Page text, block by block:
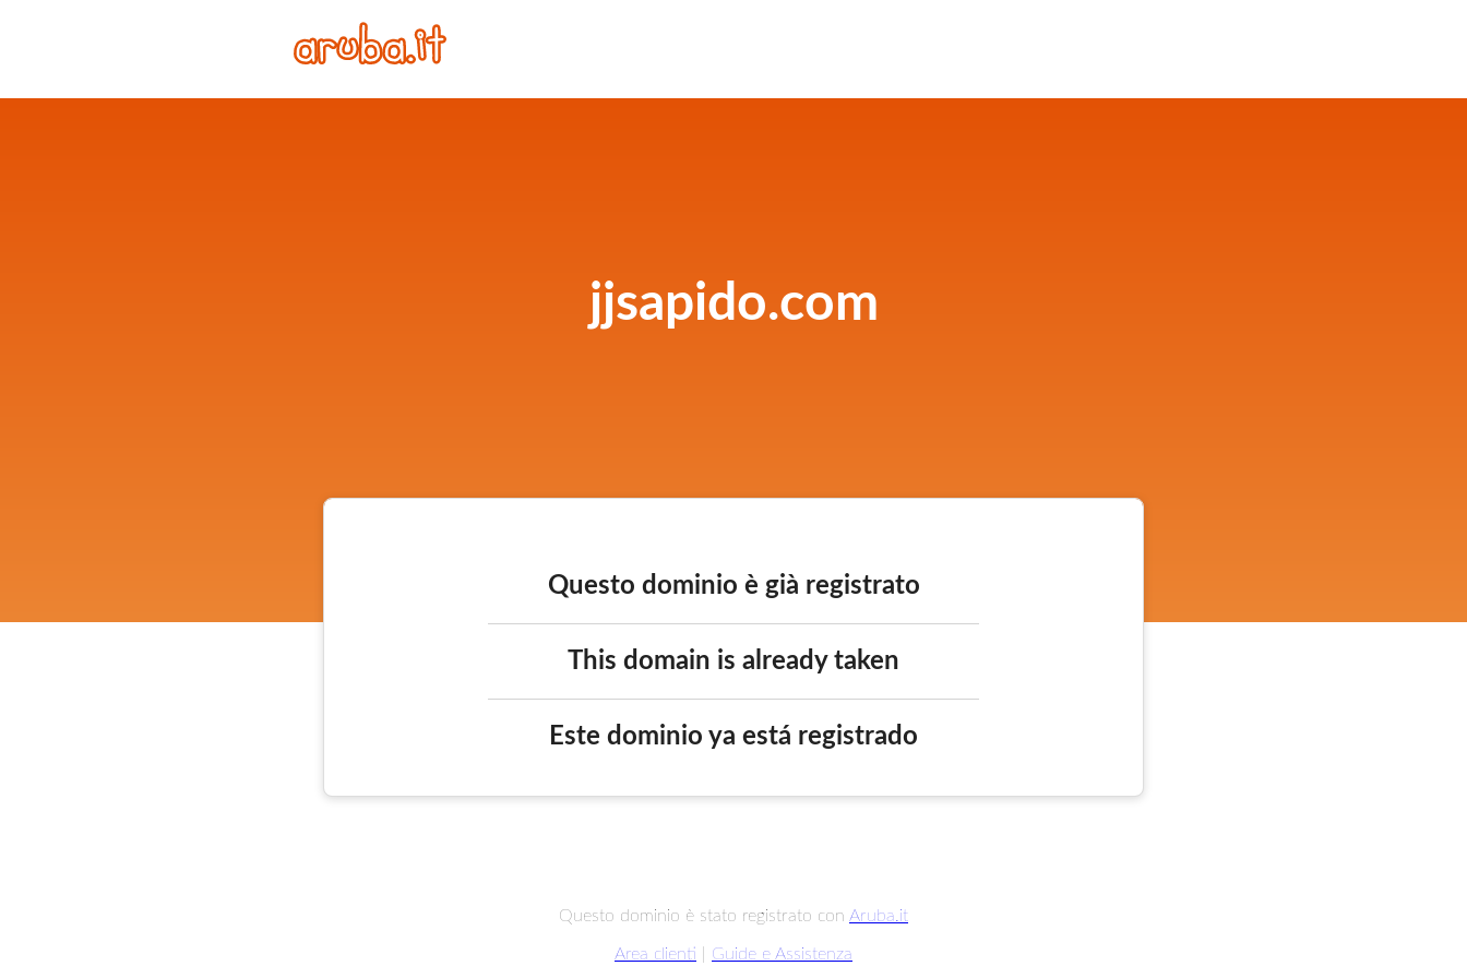
jjsapido.com
Questo dominio è già registrato
This domain is already taken
Este dominio ya está registrado
Questo dominio è stato registrato con Aruba.it
Area clienti Guide e Assistenza